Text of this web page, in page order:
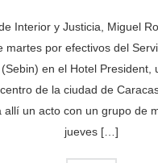
Interior y Justicia, Miguel
martes por efectivos del
en el Hotel President,
de la ciudad de
allí un acto con un grupo de
jueves […]